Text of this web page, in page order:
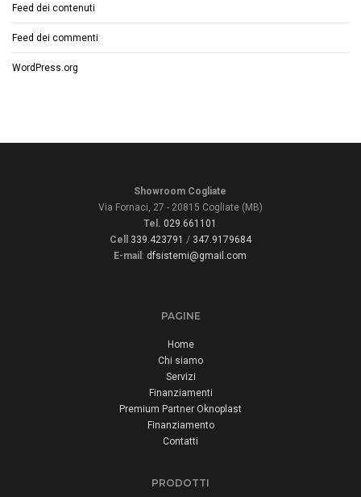
Feed dei contenuti
Feed dei commenti
WordPress.org
Showroom Cogliate
Via Fornaci, 27 - 20815 Cogliate (MB)
Tel. 029.661101
Cell
339.423791 / 347.9179684
E-mail : dfsistemi@gmail.com
PAGINE
Home
Chi siamo
Servizi
Finanziamenti
Premium Partner Oknoplast
Finanziamento
Contatti
PRODOTTI